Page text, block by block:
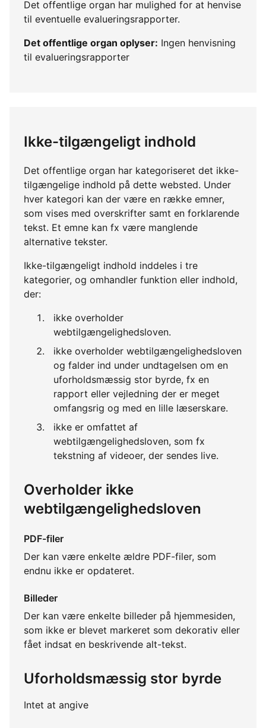
Det offentlige organ har mulighed for at henvise
til eventuelle evalueringsrapporter.
Det offentlige organ oplyser: Ingen henvisning
til evalueringsrapporter
Ikke-tilgængeligt indhold
Det offentlige organ har kategoriseret det ikke-
tilgængelige indhold på dette websted. Under
hver kategori kan der være en række emner,
som vises med overskrifter samt en forklarende
tekst. Et emne kan fx være manglende
alternative tekster.
Ikke-tilgængeligt indhold inddeles i tre
kategorier, og omhandler funktion eller indhold,
der:
ikke overholder
webtilgængelighedsloven.
ikke overholder webtilgængelighedsloven
og falder ind under undtagelsen om en
uforholdsmæssig stor byrde, fx en
rapport eller vejledning der er meget
omfangsrig og med en lille læserskare.
ikke er omfattet af
webtilgængelighedsloven, som fx
tekstning af videoer, der sendes live.
Overholder ikke
webtilgængelighedsloven
PDF-filer
Der kan være enkelte ældre PDF-filer, som
endnu ikke er opdateret.
Billeder
Der kan være enkelte billeder på hjemmesiden,
som ikke er blevet markeret som dekorativ eller
fået indsat en beskrivende alt-tekst.
Uforholdsmæssig stor byrde
Intet at angive